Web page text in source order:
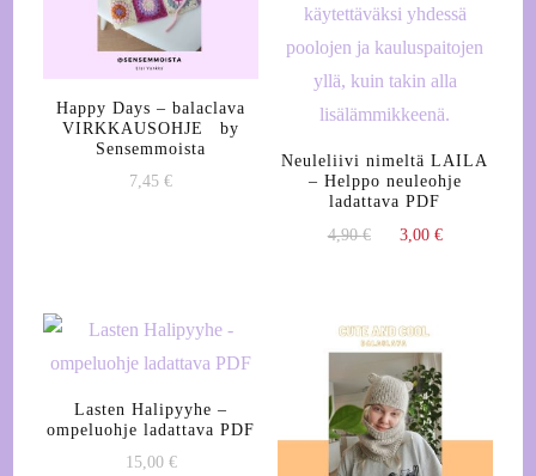
Happy Days – balaclava
VIRKKAUSOHJE by
Sensemmoista
7,45€
Neuleliivi nimeltä LAILA
– Helppo neuleohje
ladattava PDF
4,90€
Alkuperäinen
3,00 €
Lasten Halipyyhe –
ompeluohje ladattava PDF
15,00 €